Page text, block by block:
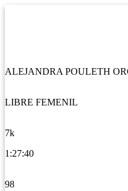
ALEJANDRA POULETH
LIBRE FEMENIL
7k
1:27:40
98